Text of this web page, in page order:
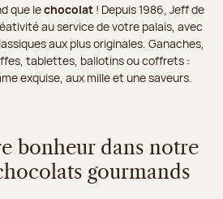
que lechocolat ! Depuis 1986, Jeff de
au service de votre palais, avec
aux plus originales. Ganaches,
tablettes, ballotins ou coffrets :
exquise, aux mille et une saveurs.
bonheur dans notre
gourmands